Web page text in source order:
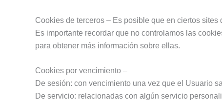
Cookies de terceros – Es posible que en ciertos
Es importante recordar que no controlamos las
para obtener más información sobre ellas.
Cookies por vencimiento –
De sesión: con vencimiento una vez que el Usuario
De servicio: relacionadas con algún servicio